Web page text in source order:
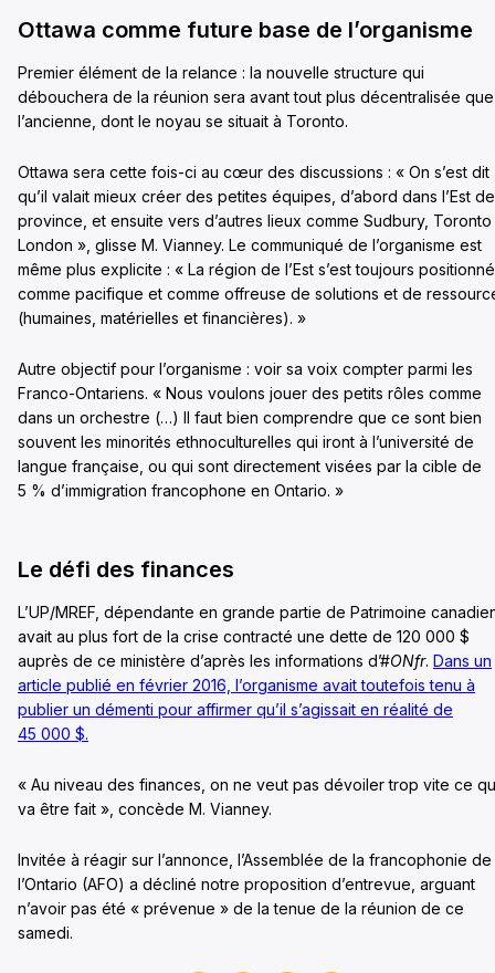
Ottawa comme future base de l’organisme
Premier élément de la relance : la nouvelle structure qui
débouchera de la réunion sera avant tout plus décentralisée que
l’ancienne, dont le noyau se situait à Toronto.
Ottawa sera cette fois-ci au cœur des discussions : « On s’est dit
qu’il valait mieux créer des petites équipes, d’abord dans l’Est
province, et ensuite vers d’autres lieux comme Sudbury,
London », glisse M. Vianney. Le communiqué de l’organisme est
même plus explicite : « La région de l’Est s’est toujours
comme pacifique et comme offreuse de solutions et de
(humaines, matérielles et financières). »
Autre objectif pour l’organisme : voir sa voix compter parmi les
Franco-Ontariens. « Nous voulons jouer des petits rôles comme
dans un orchestre (…) Il faut bien comprendre que ce sont bien
souvent les minorités ethnoculturelles qui iront à l’université de
langue française, ou qui sont directement visées par la cible de
5 % d’immigration francophone en Ontario. »
Le défi des finances
L’UP/MREF, dépendante en grande partie de Patrimoine
avait au plus fort de la crise contracté une dette de 120 000 $
auprès de ce ministère d’après les informations d’#ONfr. Dans un
article publié en février 2016, l’organisme avait toutefois tenu à
publier un démenti pour affirmer qu’il s’agissait en réalité de
45 000 $.
« Au niveau des finances, on ne veut pas dévoiler trop vite ce
va être fait », concède M. Vianney.
Invitée à réagir sur l’annonce, l’Assemblée de la francophonie de
l’Ontario (AFO) a décliné notre proposition d’entrevue, arguant
n’avoir pas été « prévenue » de la tenue de la réunion de ce
samedi.